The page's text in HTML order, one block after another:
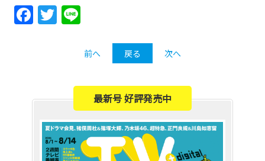
Facebook
Twitter
前へ 戻る 次へ
最新号 好評発売中